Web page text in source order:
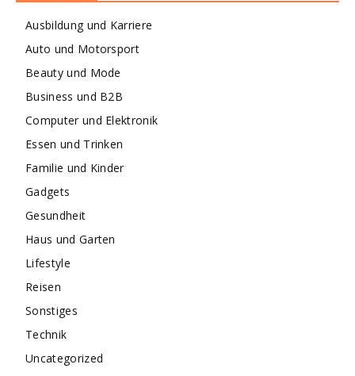
Ausbildung und Karriere
Auto und Motorsport
Beauty und Mode
Business und B2B
Computer und Elektronik
Essen und Trinken
Familie und Kinder
Gadgets
Gesundheit
Haus und Garten
Lifestyle
Reisen
Sonstiges
Technik
Uncategorized